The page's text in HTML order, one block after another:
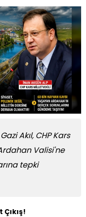
Akıl, CHP Kars
Valisi'ne
tepki